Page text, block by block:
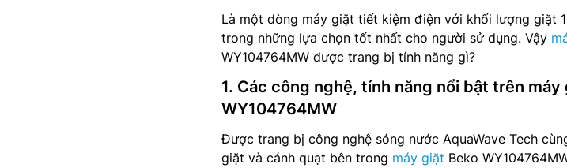
Là một dòng máy giặt tiết kiệm điện với khối lượng giặt
trong những lựa chọn tốt nhất cho người sử dụng. Vậy
WY104764MW được trang bị tính năng gì?
1. Các công nghệ, tính năng nổi bật trên máy
WY104764MW
Được trang bị công nghệ sóng nước AquaWave Tech
giặt và cánh quạt bên trong máy giặt Beko